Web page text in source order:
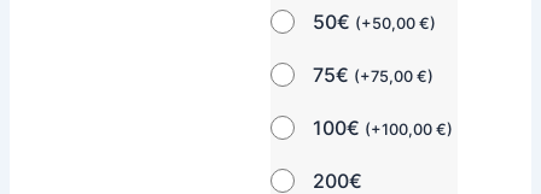
50€ (+50,00€)
75€ (+75,00€)
100€ (+100,00€)
200€